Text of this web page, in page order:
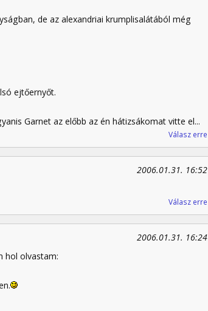
de az alexandriai krumplisalátából még
ejtőernyőt.
Garnet az előbb az én hátizsákomat vitte el...
Válasz erre
2006.01.31. 16:52
Válasz erre
2006.01.31. 16:24
hol olvastam: